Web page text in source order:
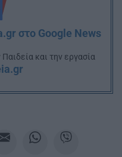
στο Google News
και την εργασία